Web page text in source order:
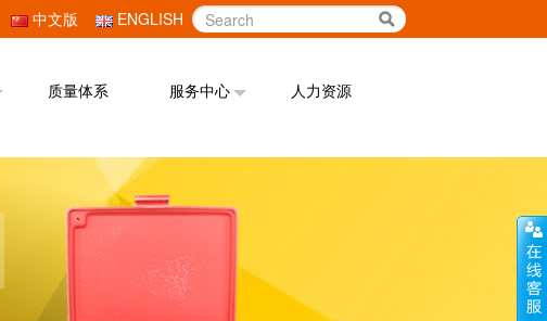
中文版 ENGLISH
质量体系 服务中心 人力资源